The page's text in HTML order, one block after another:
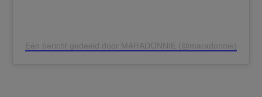
Een bericht gedeeld door MARADONNIE (@maradonnie)